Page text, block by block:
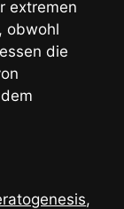
extremen
obwohl
die
,